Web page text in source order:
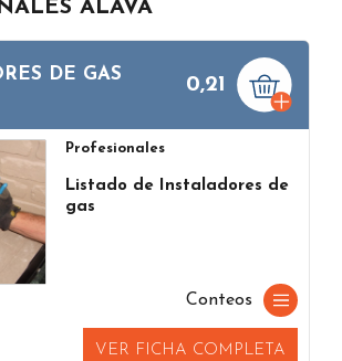
ALAVA
DE GAS 0,21
Profesionales
Listado de Instaladores de
gas
Conteos
VER FICHA COMPLETA